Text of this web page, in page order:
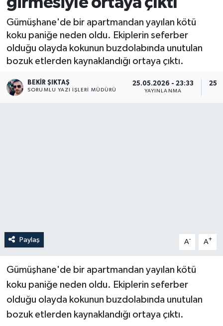
Gümüşhane'de bir apartmandan yayılan kötü
koku paniğe neden oldu. Ekiplerin seferber
olduğu olayda kokunun buzdolabında unutulan
bozuk etlerden kaynaklandığı ortaya çıktı.
BEKIR ŞIKTAŞ
SORUMLU YAZI İŞLERI MÜDÜRÜ
25.05.2026 - 23:33
YAYINLANMA
Paylaş A- A+
Gümüşhane'de bir apartmandan yayılan kötü
koku paniğe neden oldu. Ekiplerin seferber
olduğu olayda kokunun buzdolabında unutulan
bozuk etlerden kaynaklandığı ortaya çıktı.